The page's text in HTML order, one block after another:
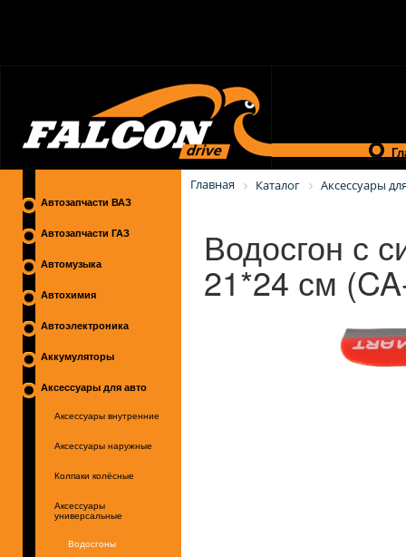
Автозапчасти ВАЗ
Автозапчасти ГАЗ
Автомузыка
Автохимия
Автоэлектроника
Аккумуляторы
Аксессуары для авто
Аксессуары внутренние
Аксессуары наружные
Колпаки колёсные
Аксессуары
универсальные
Водосгоны
Главная Каталог Аксессуары
Водосгон с
21*24 см